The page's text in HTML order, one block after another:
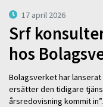
17 april 2026
Srf
hos
Bolagsverket har
ersätter den tidigare
årsredovisning kommit